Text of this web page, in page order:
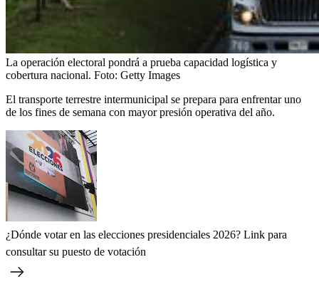
La operación electoral pondrá a prueba capacidad logística y
cobertura nacional. Foto: Getty Images
El transporte terrestre intermunicipal se prepara para enfrentar uno
de los fines de semana con mayor presión operativa del año.
¿Dónde votar en las elecciones presidenciales 2026? Link para
consultar su puesto de votación